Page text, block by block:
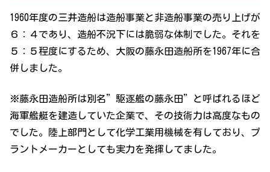
1960年度の三井造船は造船事業と非造船事業の売り上げが
６：４であり、造船不況下には脆弱な体制でした。それを
５：５程度にするため、大阪の藤永田造船所を1967年に合
併しました。
※藤永田造船所は別名”駆逐艦の藤永田”と呼ばれるほど
海軍艦艇を建造していた企業で、その技術力は高度なもの
でした。陸上部門として化学工業用機械を有しており、プ
ラントメーカーとしても実力を発揮してました。